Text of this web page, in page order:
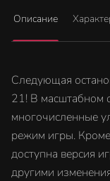
Описание
Следующая
21! В масштабном
многочисленные
режим игры.
доступна версия
другими